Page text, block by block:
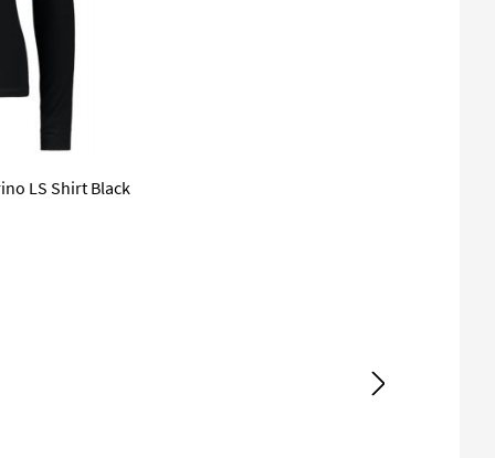
LS Shirt Black